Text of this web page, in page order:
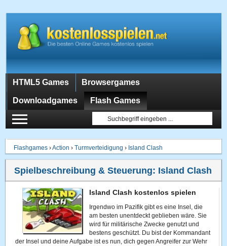
HTML5 Games Browsergames
Downloadgames Flash Games
Flashgames ›Action ›Turmverteidigung › Island Clash
Spielbeschreibung & Steuerung: Island Clash
Island Clash kostenlos spielen
Irgendwo im Pazifik gibt es eine Insel, die
am besten unentdeckt geblieben wäre. Sie
wird für militärische Zwecke genutzt und
bestens geschützt. Du bist der Kommandant
der Insel und deine Aufgabe ist es nun, dich gegen Angreifer zur Wehr